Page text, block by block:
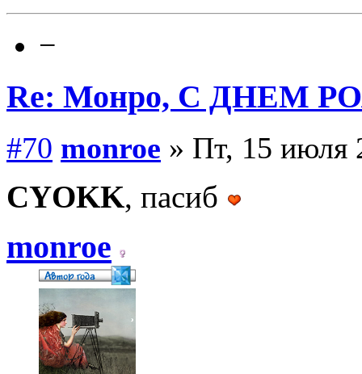
−
Re: Монро, С ДНЕМ
#70 monroe » Пт, 15 июля
CYOKK, пасиб
monroe